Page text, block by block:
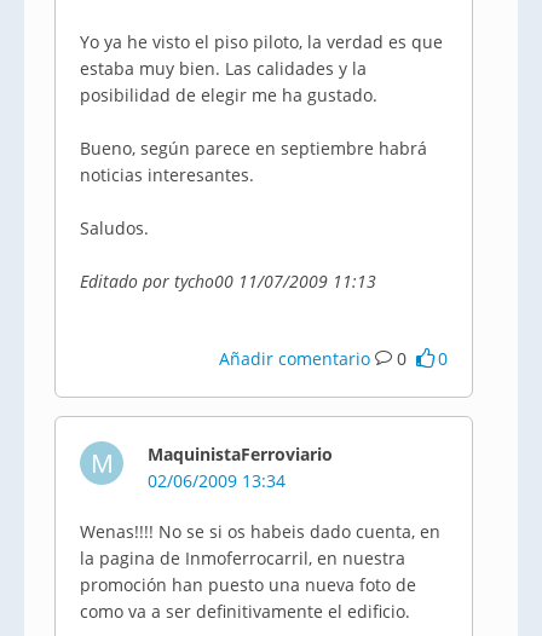
Yo ya he visto el piso piloto, la verdad es que
estaba muy bien. Las calidades y la
posibilidad de elegir me ha gustado.
Bueno, según parece en septiembre habrá
noticias interesantes.
Saludos.
Editado por tycho00 11/07/2009 11:13
Añadir comentario 0 0
M
MaquinistaFerroviario
02/06/2009 13:34
Wenas!!!! No se si os habeis dado cuenta, en
la pagina de Inmoferrocarril, en nuestra
promoción han puesto una nueva foto de
como va a ser definitivamente el edificio.